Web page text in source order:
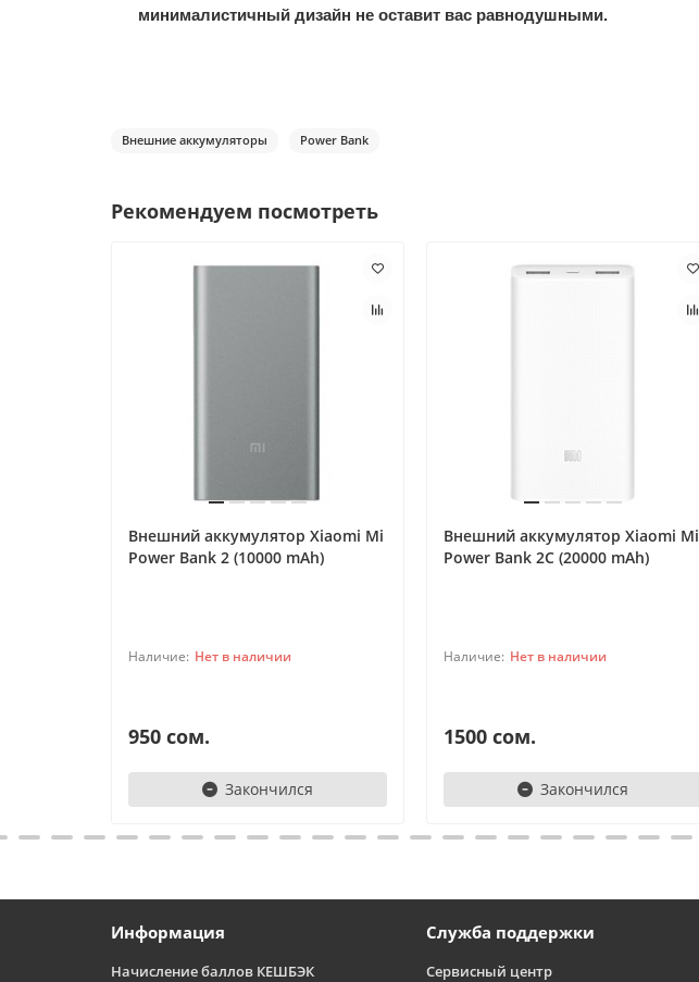
минималистичный дизайн не оставит вас равнодушными.
Внешние аккумуляторы Power Bank
Рекомендуем посмотреть
Внешний аккумулятор Xiaomi Mi
Power Bank 2 (10000 mAh)
Нет в наличии
950 сом.
Закончился
Внешний аккумулятор Xiaomi Mi
Power Bank 2C (20000 mAh)
Нет в наличии
1500 сом.
Закончился
Информация
Начисление баллов КЕШБЭК
Служба поддержки
Сервисный центр